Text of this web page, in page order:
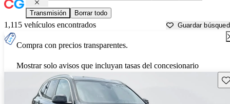
Transmisión Borrar todo
1,115 vehículos encontrados Guardar
Compra con precios transparentes.
Mostrar solo avisos que incluyan tasas del concesionario